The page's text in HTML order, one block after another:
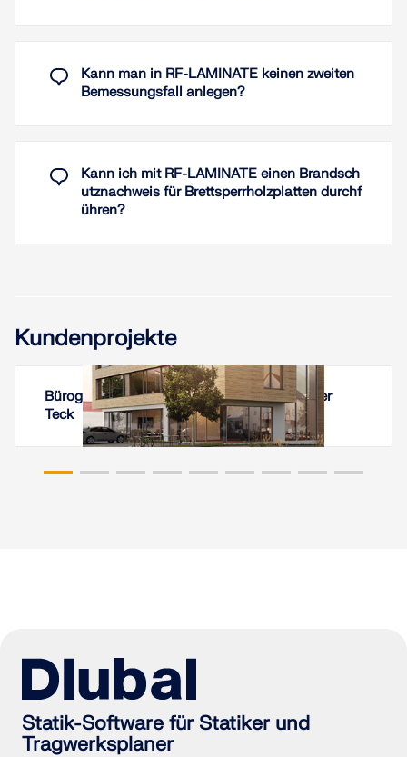
Kann man in RF-LAMINATE keinen zweiten
Bemessungsfall anlegen?
Kann ich mit RF-LAMINATE einen Brandsch
utznachweis für Brettsperrholzplatten durchf
ühren?
Kundenprojekte
Bürogebäude der Stadtwerke Kirchheim unter
Teck
Statik-Software für Statiker und
Tragwerksplaner